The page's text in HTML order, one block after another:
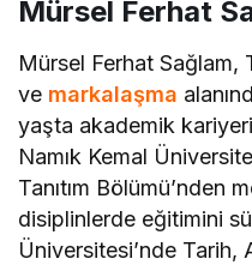
Mürsel Ferhat
Mürsel Ferhat Sağlam,
ve markalaşma
yaşta akademik
Namık Kemal
Tanıtım Bölümü’nden
disiplinlerde eğitimini
Üniversitesi’nde Tarih,